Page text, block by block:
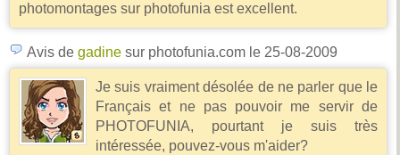
photomontages sur photofunia est excellent.
Avis de gadine sur photofunia.com le 25-08-2009
Je suis vraiment désolée de ne parler que le
Français et ne pas pouvoir me servir de
PHOTOFUNIA, pourtant je suis très
intéressée, pouvez-vous m'aider?